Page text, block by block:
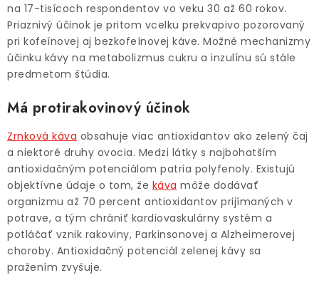
na 17-tisícoch respondentov vo veku 30 až 60 rokov.
Priaznivý účinok je pritom vcelku prekvapivo pozorovaný
pri kofeínovej aj bezkofeínovej káve. Možné mechanizmy
účinku kávy na metabolizmus cukru a inzulínu sú stále
predmetom štúdia.
Má protirakovinový účinok
Zrnková káva obsahuje viac antioxidantov ako zelený čaj
a niektoré druhy ovocia. Medzi látky s najbohatším
antioxidačným potenciálom patria polyfenoly. Existujú
objektívne údaje o tom, že káva môže dodávať
organizmu až 70 percent antioxidantov prijímaných v
potrave, a tým chrániť kardiovaskulárny systém a
potláčať vznik rakoviny, Parkinsonovej a Alzheimerovej
choroby. Antioxidačný potenciál zelenej kávy sa
pražením zvyšuje.